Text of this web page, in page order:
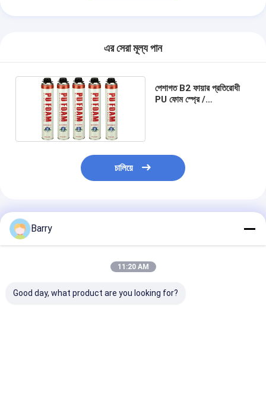
এর সেরা মূল্য পান
পেশাগত B2 ফায়ার প্রতিরোধী
PU ফোম স্প্রে /
চালিয়ে
প্রস্তাবিত পণ্য
Barry
11:20 AM
Good day, what product are you looking for?